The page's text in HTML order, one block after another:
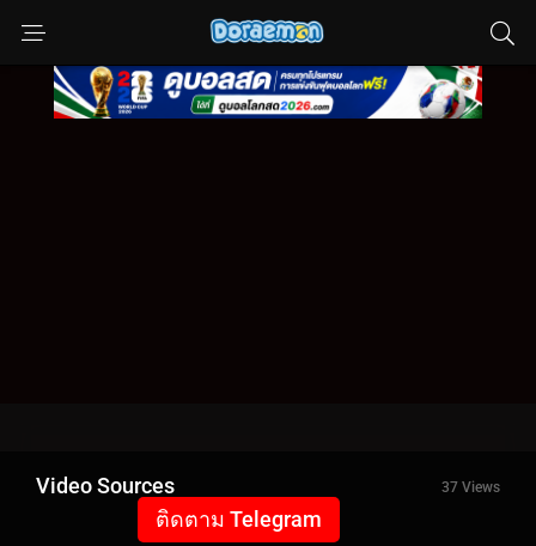
Video Sources 37 Views
ติดตาม Telegram